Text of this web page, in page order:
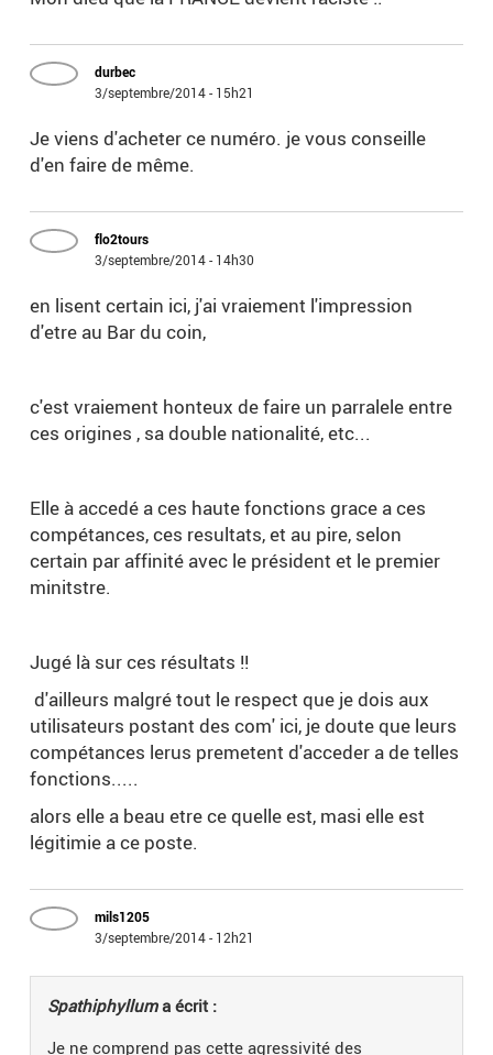
durbec
3/septembre/2014 - 15h21
Je viens d'acheter ce numéro. je vous conseille
d'en faire de même.
flo2tours
3/septembre/2014 - 14h30
en lisent certain ici, j'ai vraiement l'impression
d'etre au Bar du coin,
c'est vraiement honteux de faire un parralele entre
ces origines , sa double nationalité, etc...
Elle à accedé a ces haute fonctions grace a ces
compétances, ces resultats, et au pire, selon
certain par affinité avec le président et le premier
minitstre.
Jugé là sur ces résultats !!
d'ailleurs malgré tout le respect que je dois aux
utilisateurs postant des com' ici, je doute que leurs
compétances lerus premetent d'acceder a de telles
fonctions.....
alors elle a beau etre ce quelle est, masi elle est
légitimie a ce poste.
mils1205
3/septembre/2014 - 12h21
Spathiphylluma écrit :
Je ne comprend pas cette agressivité des